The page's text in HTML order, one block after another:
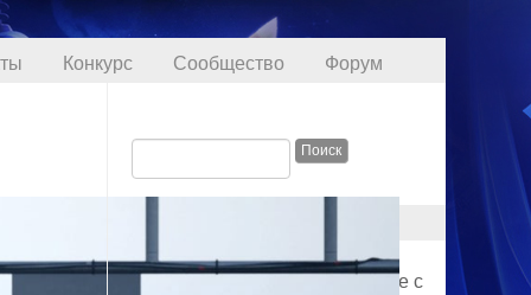
Конкурс Сообщество Форум
Для начала соединения войдите с